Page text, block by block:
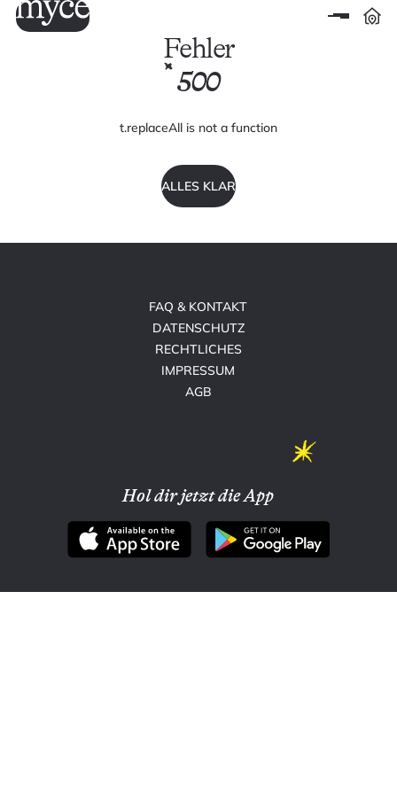
Fehler
500
t.replaceAll is not a function
ALLES KLAR
FAQ & KONTAKT
DATENSCHUTZ
RECHTLICHES
IMPRESSUM
AGB
Hol dir jetzt die App